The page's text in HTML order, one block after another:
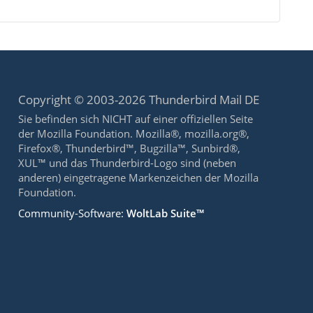
Copyright © 2003-2026 Thunderbird Mail DE
Sie befinden sich NICHT auf einer offiziellen Seite
der Mozilla Foundation. Mozilla®, mozilla.org®,
Firefox®, Thunderbird™, Bugzilla™, Sunbird®,
XUL™ und das Thunderbird-Logo sind (neben
anderen) eingetragene Markenzeichen der Mozilla
Foundation.
Community-Software:WoltLab Suite™